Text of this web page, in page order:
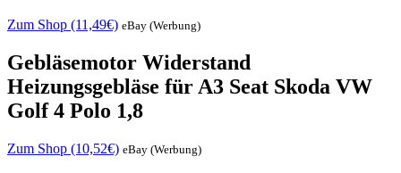
Zum Shop (11,49€) eBay (Werbung)
Gebläsemotor Widerstand
Heizungsgebläse für A3 Seat Skoda VW
Golf 4 Polo 1,8
Zum Shop (10,52€) eBay (Werbung)